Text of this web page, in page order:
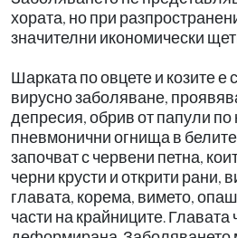
хората, но при
значителни икономически
Шарката по овцете и козите е
вирусно заболяване,
депресия, обрив от папули по
пневмонични огнища в
започват с червени петна,
черни крусти и открити рани,
главата, корема, вимето,
части на крайниците. Главата